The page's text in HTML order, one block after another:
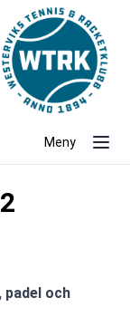
Meny
padel och